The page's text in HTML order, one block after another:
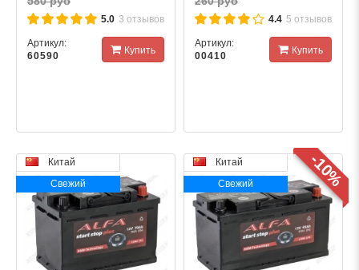
5.0 3 отзывов
Артикул:
60590
Купить
4.4 5 отзывов
Артикул:
00410
Купить
Китай
Свежий
Китай
Свежий
-10%